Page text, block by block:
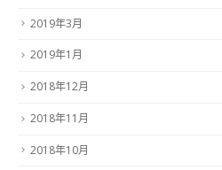
2019年3月
2019年1月
2018年12月
2018年11月
2018年10月